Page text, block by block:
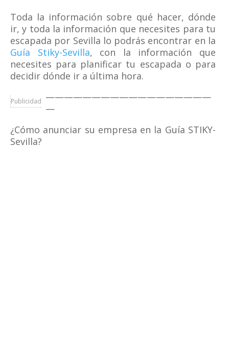
Toda la información sobre qué hacer, dónde
ir, y toda la información que necesites para tu
escapada por Sevilla lo podrás encontrar en la
Guía Stiky-Sevilla, con la información que
necesites para planificar tu escapada o para
decidir dónde ir a última hora.
Publicidad ——————————————————
—
¿Cómo anunciar su empresa en la Guía STIKY-
Sevilla?